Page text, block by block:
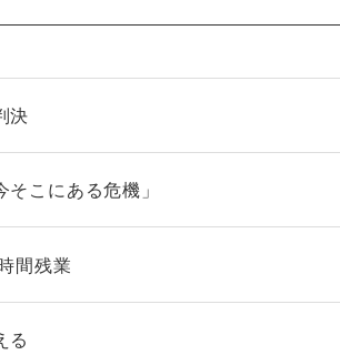
決
こにある危機」
間残業
る